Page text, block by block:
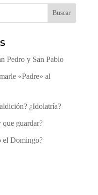
Buscar
Pedro y San Pablo
«Padre» al
¿Idolatría?
que guardar?
el Domingo?